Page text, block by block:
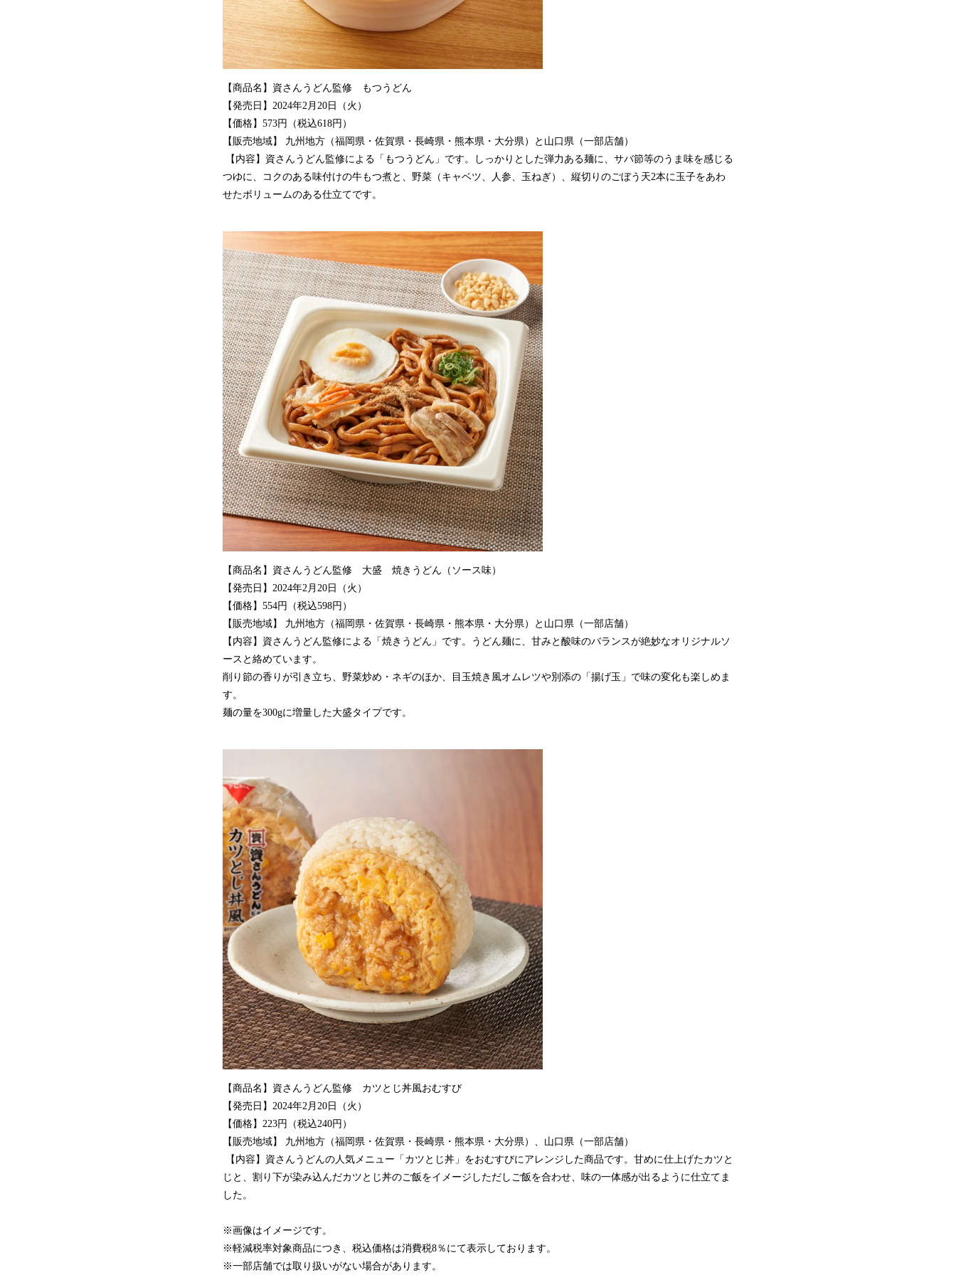
【商品名】資さんうどん監修 もつうどん
【発売日】2024年2月20日（火）
【価格】573円（税込618円）
【販売地域】 九州地方（福岡県・佐賀県・長崎県・熊本県・大分県）と山口県（一部店舗）
【内容】資さんうどん監修による「もつうどん」です。しっかりとした弾力ある麺に、サバ節等のうま味を感じる
つゆに、コクのある味付けの牛もつ煮と、野菜（キャベツ、人参、玉ねぎ）、縦切りのごぼう天2本に玉子をあわ
せたボリュームのある仕立てです。
【商品名】資さんうどん監修 大盛 焼きうどん（ソース味）
【発売日】2024年2月20日（火）
【価格】554円（税込598円）
【販売地域】 九州地方（福岡県・佐賀県・長崎県・熊本県・大分県）と山口県（一部店舗）
【内容】資さんうどん監修による「焼きうどん」です。うどん麺に、甘みと酸味のバランスが絶妙なオリジナルソ
ースと絡めています。
削り節の香りが引き立ち、野菜炒め・ネギのほか、目玉焼き風オムレツや別添の「揚げ玉」で味の変化も楽しめま
す。
麺の量を300gに増量した大盛タイプです。
【商品名】資さんうどん監修 カツとじ丼風おむすび
【発売日】2024年2月20日（火）
【価格】223円（税込240円）
【販売地域】 九州地方（福岡県・佐賀県・長崎県・熊本県・大分県）、山口県（一部店舗）
【内容】資さんうどんの人気メニュー「カツとじ丼」をおむすびにアレンジした商品です。甘めに仕上げたカツと
じと、割り下が染み込んだカツとじ丼のご飯をイメージしただしご飯を合わせ、味の一体感が出るように仕立てま
した。
※画像はイメージです。
※軽減税率対象商品につき、税込価格は消費税8％にて表示しております。
※一部店舗では取り扱いがない場合があります。